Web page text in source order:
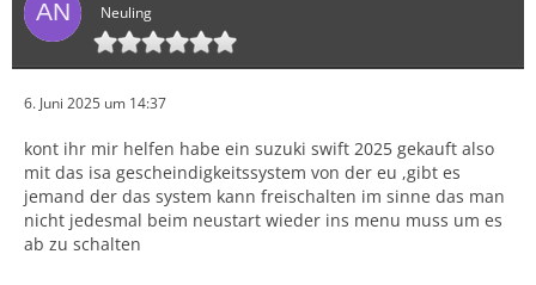
Neuling
6. Juni 2025 um 14:37
kont ihr mir helfen habe ein suzuki swift 2025 gekauft also
mit das isa gescheindigkeitssystem von der eu ,gibt es
jemand der das system kann freischalten im sinne das man
nicht jedesmal beim neustart wieder ins menu muss um es
ab zu schalten